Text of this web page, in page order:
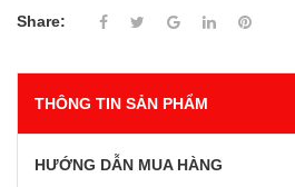
Share:
THÔNG TIN SẢN PHẨM
HƯỚNG DẪN MUA HÀNG